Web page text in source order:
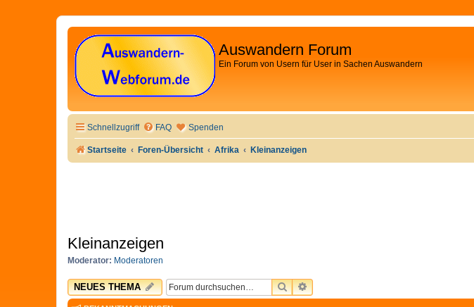
Auswandern Forum
Ein Forum von Usern für User in Sachen Auswandern
Schnellzugriff FAQ Spenden
Startseite Foren-Übersicht Afrika Kleinanzeigen
Kleinanzeigen
Moderator: Moderatoren
NEUES THEMA SUCHEERWEITERTE SUCHE